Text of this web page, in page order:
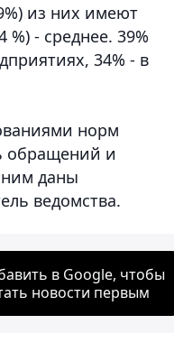
из них имеют
- среднее. 39%
34% - в
норм
обращений и
даны
ведомства.
в Google, чтобы
новости первым